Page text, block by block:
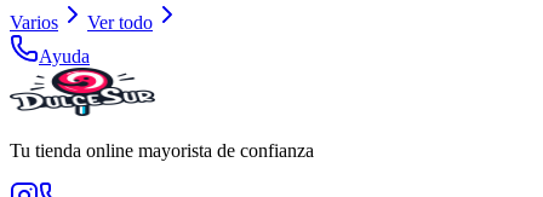
Varios
Ver todo
Ayuda
Tu tienda online mayorista de confianza